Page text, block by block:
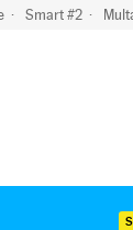
Smart #2